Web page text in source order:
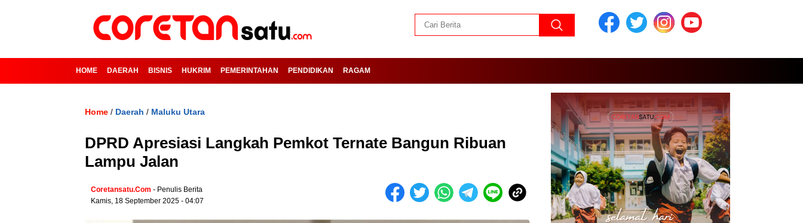
HOME DAERAH BISNIS HUKRIM PEMERINTAHAN PENDIDIKAN RAGAM
Home / Daerah / Maluku Utara
DPRD Apresiasi Langkah Pemkot Ternate Bangun Ribuan
Lampu Jalan
Coretansatu.com - Penulis Berita
Kamis, 18 September 2025 - 04:07